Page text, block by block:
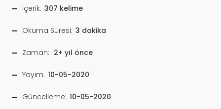
İçerik: 307 kelime
Okuma Süresi: 3 dakika
Zaman: 2+ yıl önce
Yayım: 10-05-2020
Güncelleme: 10-05-2020